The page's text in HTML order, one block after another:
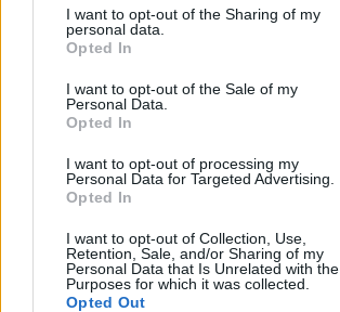
I want to opt-out of the Sharing of my
personal data.
Opted In
I want to opt-out of the Sale of my
Personal Data.
Opted In
I want to opt-out of processing my
Personal Data for Targeted Advertising.
Opted In
I want to opt-out of Collection, Use,
Retention, Sale, and/or Sharing of my
Personal Data that Is Unrelated with the
Purposes for which it was collected.
Opted Out
U
N
U N
E N
A
U N
A P
E
U N
N
N T
E
N T